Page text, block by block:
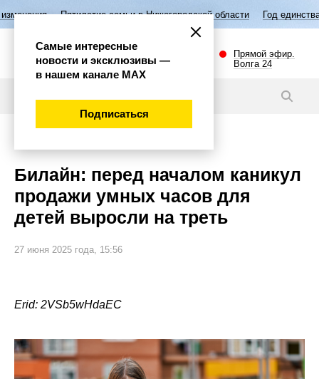
семьи в Нижегородской области Год единства народов России
Прямой эфир.
Волга 24
Билайн: перед началом каникул
продажи умных часов для
детей выросли на треть
27 июня 2025 года, 15:56
Erid: 2VSb5wHdaEC
Самые интересные
новости и эксклюзивы —
в нашем канале МАХ
Подписаться